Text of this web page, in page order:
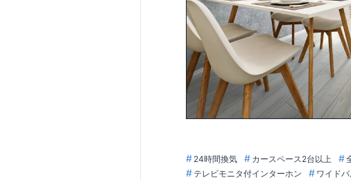
24時間換気 カースペース2台以上
テレビモニタ付インターホン
ワイド